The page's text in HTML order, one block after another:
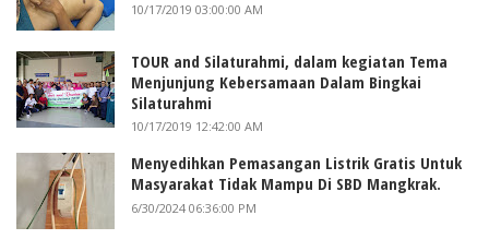
10/17/2019 03:00:00 AM
TOUR and Silaturahmi, dalam kegiatan Tema
Menjunjung Kebersamaan Dalam Bingkai
Silaturahmi
10/17/2019 12:42:00 AM
Menyedihkan Pemasangan Listrik Gratis Untuk
Masyarakat Tidak Mampu Di SBD Mangkrak.
6/30/2024 06:36:00 PM